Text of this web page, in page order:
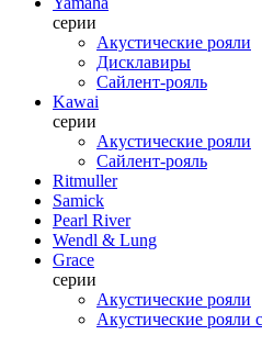
серии
Акустические рояли
Дисклавиры
Сайлент-рояль
Kawai
серии
Акустические рояли
Сайлент-рояль
Ritmuller
Samick
Pearl River
Wendl & Lung
Grace
серии
Акустические рояли
Акустические рояли